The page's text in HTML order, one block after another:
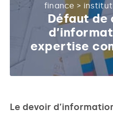
finance >
Défaut de
expertise
Le devoir